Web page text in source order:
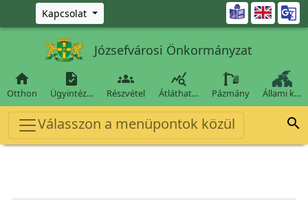
Ugrás a fő tartalomra
Kapcsolat 
Józsefvárosi Önkormányzat

Otthon

Ügyintéz…

Részvétel

Átláthat… Pázmány Állami k…
Válasszon a menüpontok közül 